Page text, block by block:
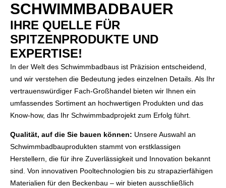
SCHWIMMBADBAUER
IHRE QUELLE FÜR
SPITZENPRODUKTE UND
EXPERTISE!
In der Welt des Schwimmbadbaus ist Präzision entscheidend,
und wir verstehen die Bedeutung jedes einzelnen Details. Als Ihr
vertrauenswürdiger Fach-Großhandel bieten wir Ihnen ein
umfassendes Sortiment an hochwertigen Produkten und das
Know-how, das Ihr Schwimmbadprojekt zum Erfolg führt.
Qualität, auf die Sie bauen können: Unsere Auswahl an
Schwimmbadbauprodukten stammt von erstklassigen
Herstellern, die für ihre Zuverlässigkeit und Innovation bekannt
sind. Von innovativen Pooltechnologien bis zu strapazierfähigen
Materialien für den Beckenbau – wir bieten ausschließlich